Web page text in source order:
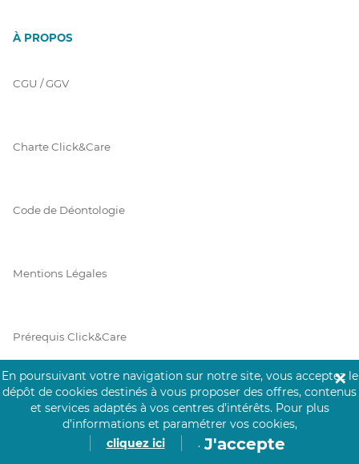
À PROPOS
CGU / GGV
Charte Click&Care
Code de Déontologie
Mentions Légales
Prérequis Click&Care
Protection des Données
En poursuivant votre navigation sur notre site, vous acceptez le
dépôt de cookies destinés à vous proposer des offres, contenus
et services adaptés à vos centres d’intérêts. Pour plus
d’informations et paramétrer vos cookies,
cliquez ici
. J'accepte
✕